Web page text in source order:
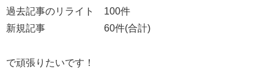
過去記事のリライト 100件
新規記事 60件(合計)
で頑張りたいです！